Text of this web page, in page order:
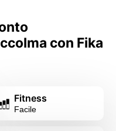
con Fika
Fitness
Facile